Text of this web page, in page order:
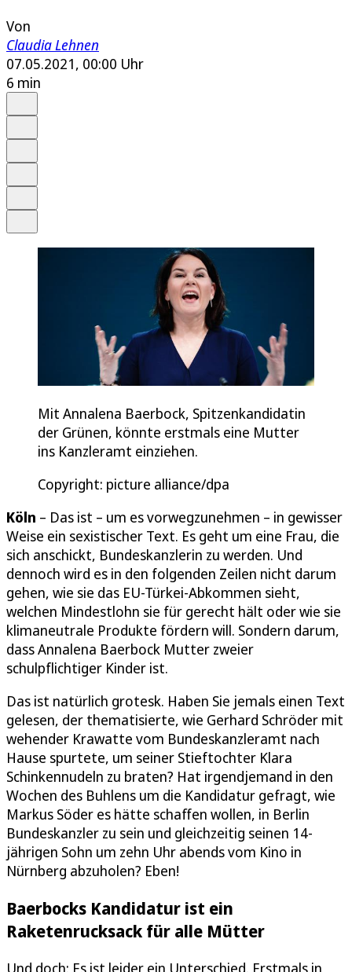
Von
Claudia Lehnen
07.05.2021, 00:00 Uhr
6 min
Mit Annalena Baerbock, Spitzenkandidatin
der Grünen, könnte erstmals eine Mutter
ins Kanzleramt einziehen.
Copyright: picture alliance/dpa
Köln – Das ist – um es vorwegzunehmen – in gewisser
Weise ein sexistischer Text. Es geht um eine Frau, die
sich anschickt, Bundeskanzlerin zu werden. Und
dennoch wird es in den folgenden Zeilen nicht darum
gehen, wie sie das EU-Türkei-Abkommen sieht,
welchen Mindestlohn sie für gerecht hält oder wie sie
klimaneutrale Produkte fördern will. Sondern darum,
dass Annalena Baerbock Mutter zweier
schulpflichtiger Kinder ist.
Das ist natürlich grotesk. Haben Sie jemals einen Text
gelesen, der thematisierte, wie Gerhard Schröder mit
wehender Krawatte vom Bundeskanzleramt nach
Hause spurtete, um seiner Stieftochter Klara
Schinkennudeln zu braten? Hat irgendjemand in den
Wochen des Buhlens um die Kandidatur gefragt, wie
Markus Söder es hätte schaffen wollen, in Berlin
Bundeskanzler zu sein und gleichzeitig seinen 14-
jährigen Sohn um zehn Uhr abends vom Kino in
Nürnberg abzuholen? Eben!
Baerbocks Kandidatur ist ein
Raketenrucksack für alle Mütter